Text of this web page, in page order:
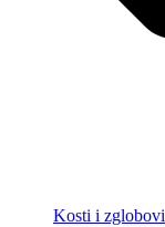
Kosti i zglobovi